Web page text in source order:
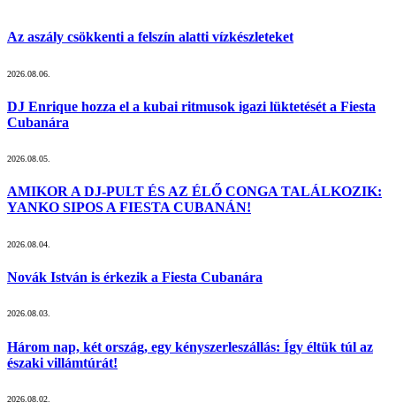
Az aszály csökkenti a felszín alatti vízkészleteket
2026.08.06.
DJ Enrique hozza el a kubai ritmusok igazi lüktetését a Fiesta
Cubanára
2026.08.05.
AMIKOR A DJ-PULT ÉS AZ ÉLŐ CONGA TALÁLKOZIK:
YANKO SIPOS A FIESTA CUBANÁN!
2026.08.04.
Novák István is érkezik a Fiesta Cubanára
2026.08.03.
Három nap, két ország, egy kényszerleszállás: Így éltük túl az
északi villámtúrát!
2026.08.02.